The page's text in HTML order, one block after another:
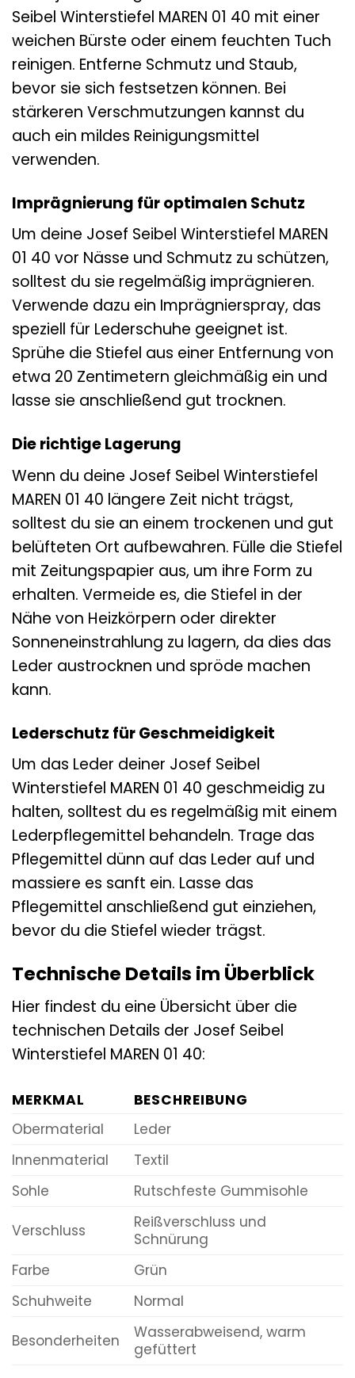
Seibel Winterstiefel MAREN 01 40 mit einer
weichen Bürste oder einem feuchten Tuch
reinigen. Entferne Schmutz und Staub,
bevor sie sich festsetzen können. Bei
stärkeren Verschmutzungen kannst du
auch ein mildes Reinigungsmittel
verwenden.
Imprägnierung für optimalen Schutz
Um deine Josef Seibel Winterstiefel MAREN
01 40 vor Nässe und Schmutz zu schützen,
solltest du sie regelmäßig imprägnieren.
Verwende dazu ein Imprägnierspray, das
speziell für Lederschuhe geeignet ist.
Sprühe die Stiefel aus einer Entfernung von
etwa 20 Zentimetern gleichmäßig ein und
lasse sie anschließend gut trocknen.
Die richtige Lagerung
Wenn du deine Josef Seibel Winterstiefel
MAREN 01 40 längere Zeit nicht trägst,
solltest du sie an einem trockenen und gut
belüfteten Ort aufbewahren. Fülle die Stiefel
mit Zeitungspapier aus, um ihre Form zu
erhalten. Vermeide es, die Stiefel in der
Nähe von Heizkörpern oder direkter
Sonneneinstrahlung zu lagern, da dies das
Leder austrocknen und spröde machen
kann.
Lederschutz für Geschmeidigkeit
Um das Leder deiner Josef Seibel
Winterstiefel MAREN 01 40 geschmeidig zu
halten, solltest du es regelmäßig mit einem
Lederpflegemittel behandeln. Trage das
Pflegemittel dünn auf das Leder auf und
massiere es sanft ein. Lasse das
Pflegemittel anschließend gut einziehen,
bevor du die Stiefel wieder trägst.
Technische Details im Überblick
Hier findest du eine Übersicht über die
technischen Details der Josef Seibel
Winterstiefel MAREN 01 40:
MERKMAL
BESCHREIBUNG
Obermaterial
Leder
Innenmaterial
Textil
Sohle
Rutschfeste Gummisohle
Verschluss
Reißverschluss und
Schnürung
Farbe
Grün
Schuhweite
Normal
Besonderheiten
Wasserabweisend, warm
gefüttert